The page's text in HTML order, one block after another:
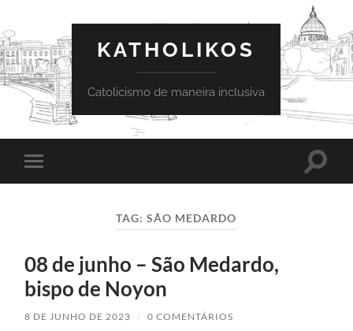
KATHOLIKOS
Catolicismo de maneira inclusiva
Toggle
mobile
Toggle
TAG:SÃO MEDARDO
08 de junho – São Medardo,
bispo de Noyon
8 DE JUNHO DE 2023 / 0 COMENTÁRIOS